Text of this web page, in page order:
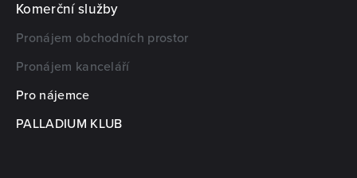
Komerční služby
Pronájem obchodních prostor
Pronájem kanceláří
Pro nájemce
PALLADIUM KLUB